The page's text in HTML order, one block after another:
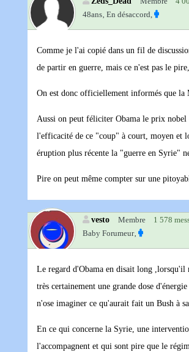
48ans‚ En désaccord,
Comme je l'ai copié dans un fil de
de partir en guerre, mais ce n'est pas le
On est donc officiellement informés que la
Aussi on peut féliciter Obama le prix nobel
l'efficacité de ce "coup" à court, moyen et
éruption plus récente la "guerre en Syrie"
Pire on peut même compter sur une
vesto Membre 1 578
Baby Forumeur‚
Le regard d'Obama en disait long ,lorsqu'il
très certainement une grande dose
n'ose imaginer ce qu'aurait fait un Bush à
En ce qui concerne la Syrie, une
l'accompagnent et qui sont pire que le